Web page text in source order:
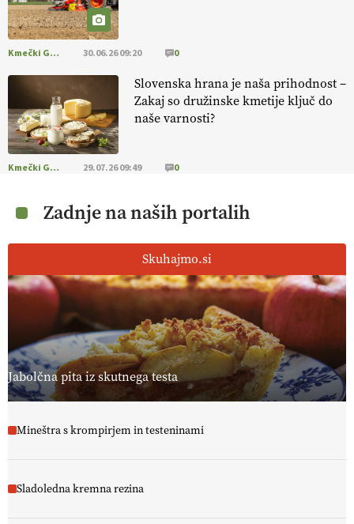
Kmečki Glas 30.06.26 09:20 0
Slovenska hrana je naša prihodnost –
Zakaj so družinske kmetije ključ do
naše varnosti?
Kmečki Glas 29.07.26 09:49 0
Zadnje na naših portalih
Skuhajmo.si
Jabolčna pita iz skutnega testa
Mineštra s krompirjem in testeninami
Sladoledna kremna rezina